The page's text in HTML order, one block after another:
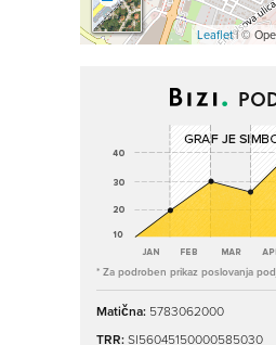
Leaflet| ©
* Za podroben prikaz poslovanja
Matična: 5783062000
TRR:SI56045150000585030